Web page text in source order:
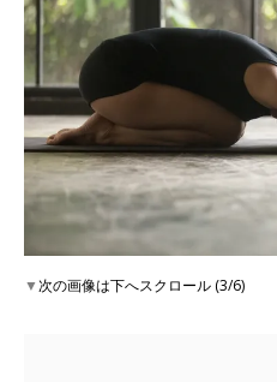
▼次の画像は下へスクロール (3/6)